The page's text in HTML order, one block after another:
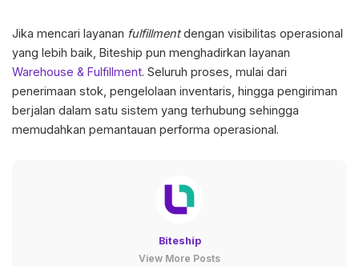
Jika mencari layanan fulfillmentdengan visibilitas operasional
yang lebih baik, Biteship pun menghadirkan layanan
Warehouse & Fulfillment. Seluruh proses, mulai dari
penerimaan stok, pengelolaan inventaris, hingga pengiriman
berjalan dalam satu sistem yang terhubung sehingga
memudahkan pemantauan performa operasional.
Biteship
View More Posts